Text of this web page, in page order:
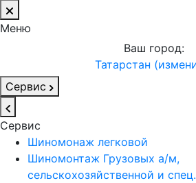
Меню
Ваш город:
Татарстан
Сервис
Сервис
Шиномонаж легковой
Шиномонтаж Грузовых а/м,
сельскохозяйственной и